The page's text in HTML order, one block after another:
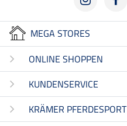
MEGA STORES
ONLINE SHOPPEN
KUNDENSERVICE
KRÄMER PFERDESPORT